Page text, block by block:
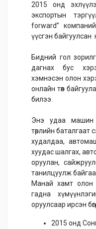
2015 онд
экспортын
forward”
үүсгэн байгуулсан
Бидний гол
дагнах бус
хэмнэсэн олон
онлайн төв
билээ.
Энэ удаа машин
төрлийн баталгаат
худалдаа,
хуудас шалгах,
оруулан,
танилцуулж
Манай хамт олон
гадна
оруулсаар ирсэн
2015 онд